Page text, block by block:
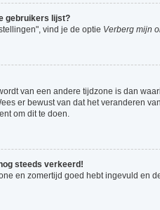
gebruikers lijst?
vind je de optie Verberg mijn
van een andere tijdzone is dan
er bewust van dat het veranderen
om dit te doen.
steeds verkeerd!
en zomertijd goed hebt ingevuld en